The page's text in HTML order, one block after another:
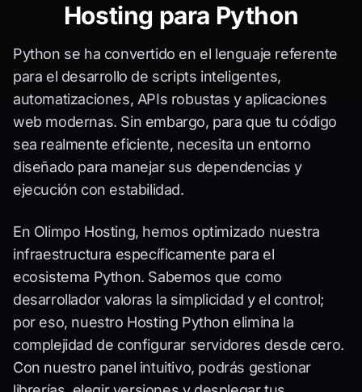
Hosting para Python
Python se ha convertido en el lenguaje referente
para el desarrollo de scripts inteligentes,
automatizaciones, APIs robustas y aplicaciones
web modernas. Sin embargo, para que tu código
sea realmente eficiente, necesita un entorno
diseñado para manejar sus dependencias y
ejecución con estabilidad.
En Olimpo Hosting, hemos optimizado nuestra
infraestructura específicamente para el
ecosistema Python. Sabemos que como
desarrollador valoras la simplicidad y el control;
por eso, nuestro Hosting Python elimina la
complejidad de configurar servidores desde cero.
Con nuestro panel intuitivo, podrás gestionar